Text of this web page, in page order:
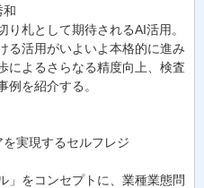
和
札として期待されるAI活用。
る活用がいよいよ本格的に進み
によるさらなる精度向上、検査
例を紹介する。
実現するセルフレジ
」をコンセプトに、業種業態問